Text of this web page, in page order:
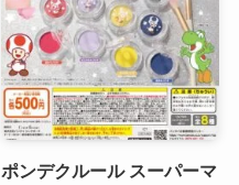
ポンデクルール スーパーマ